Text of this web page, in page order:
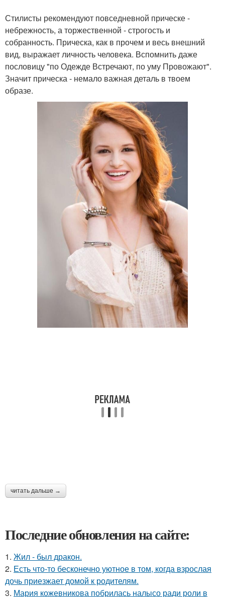
Стилисты рекомендуют повседневной прическе -
небрежность, а торжественной - строгость и
собранность. Прическа, как в прочем и весь внешний
вид, выражает личность человека. Вспомнить даже
пословицу "по Одежде Встречают, по уму Провожают".
Значит прическа - немало важная деталь в твоем
образе.
читать дальше →
Последние обновления на сайте:
1. Жил - был дракон.
2. Есть что-то бесконечно уютное в том, когда взрослая
дочь приезжает домой к родителям.
3. Мария кожевникова побрилась налысо ради роли в